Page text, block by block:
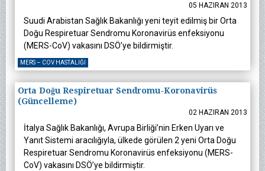
05 HAZIRAN 2013
Suudi Arabistan Sağlık Bakanlığı yeni teyit edilmiş bir Orta
Doğu Respiretuar Sendromu Koronavirüs enfeksiyonu
(MERS-CoV) vakasını DSÖ’ye bildirmiştir.
MERS – COV HASTALIĞI
Orta Doğu Respiretuar Sendromu-Koronavirüs
(Güncelleme)
02 HAZIRAN 2013
İtalya Sağlık Bakanlığı, Avrupa Birliği’nin Erken Uyarı ve
Yanıt Sistemi aracılığıyla, ülkede görülen 2 yeni Orta Doğu
Respiretuar Sendromu Koronavirüs enfeksiyonu (MERS-
CoV) vakasını DSÖ’ye bildirmiştir.